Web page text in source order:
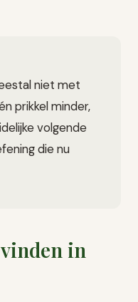
niet met
prikkel minder,
volgende
die nu
in